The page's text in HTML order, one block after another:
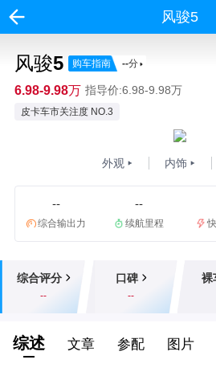
风骏5
风骏5 购车指南 --分
6.98-9.98万 指导价:6.98-9.98万
皮卡车市关注度 NO.3
外观 内饰
--
综合输出力
--
续航里程
综合评分
--
口碑
--
裸
综述 文章 参配 图片